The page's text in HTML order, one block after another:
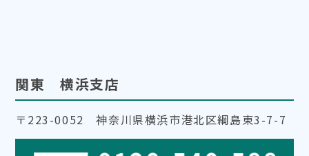
関東 横浜支店
〒223-0052 神奈川県横浜市港北区綱島東3-7-7